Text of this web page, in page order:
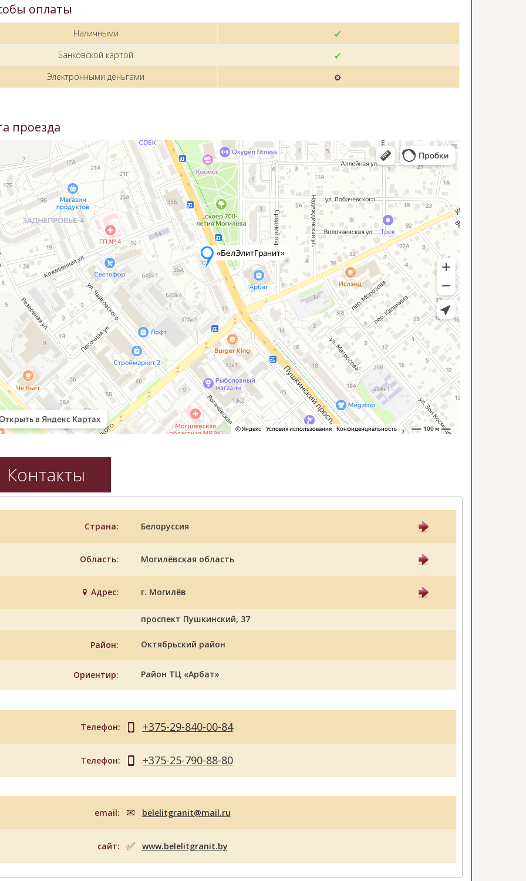
оплаты
Наличными
Банковской картой
Электронными деньгами
проезда
Контакты
Страна: Белоруссия
Область: Могилёвская область
Адрес: г. Могилёв
проспект Пушкинский, 37
Район: Октябрьский район
Ориентир: Район ТЦ «Арбат»
Телефон: +375-29-840-00-84
Телефон: +375-25-790-88-80
email: belelitgranit@mail.ru
сайт: www.belelitgranit.by